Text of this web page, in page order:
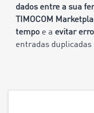
dados entre a sua
TIMOCOM
tempo e a evitar
entradas